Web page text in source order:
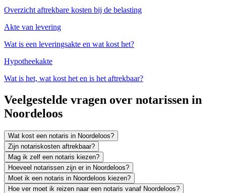
Overzicht aftrekbare kosten bij de belasting
Akte van levering
Wat is een leveringsakte en wat kost het?
Hypotheekakte
Wat is het, wat kost het en is het aftrekbaar?
Veelgestelde vragen over notarissen in
Noordeloos
Wat kost een notaris in Noordeloos?
Zijn notariskosten aftrekbaar?
Mag ik zelf een notaris kiezen?
Hoeveel notarissen zijn er in Noordeloos?
Moet ik een notaris in Noordeloos kiezen?
Hoe ver moet ik reizen naar een notaris vanaf Noordeloos?